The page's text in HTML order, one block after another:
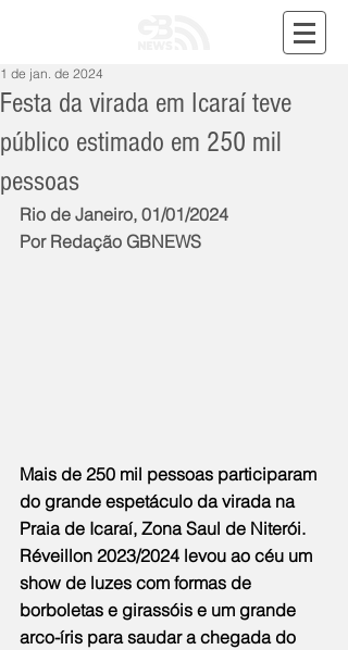
Festa da virada em Icaraí teve
público estimado em 250 mil
pessoas
1 de jan. de 2024
Rio de Janeiro, 01/01/2024
Por Redação GBNEWS
Mais de 250 mil pessoas participaram
do grande espetáculo da virada na
Praia de Icaraí, Zona Saul de Niterói.
Réveillon 2023/2024 levou ao céu um
show de luzes com formas de
borboletas e girassóis e um grande
arco-íris para saudar a chegada do